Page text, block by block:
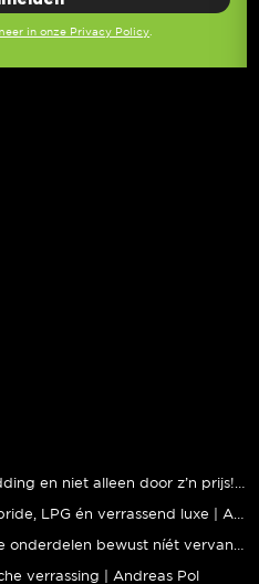
in onze Privacy Policy
verrassing | Andreas Pol